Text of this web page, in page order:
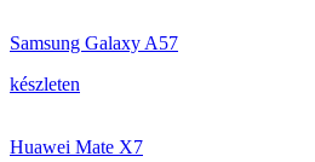
Samsung Galaxy A57
készleten
Huawei Mate X7